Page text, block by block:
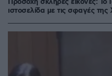
Προσοχή σκληρές εικόνες: Το
ιστοσελίδα με τις σφαγές